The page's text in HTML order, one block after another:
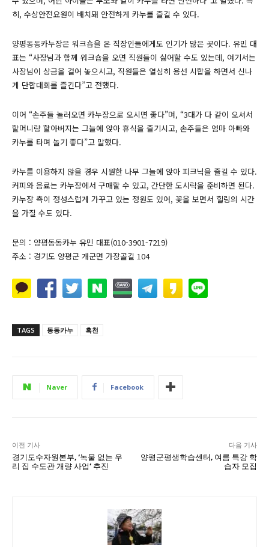
히, 수상안전요원이 배치돼 안전하게 카누를 즐길 수 있다.
양평동동카누장은 워크숍을 온 직장인들에게도 인기가 많은 곳이다. 유민 대
표는 “사장님과 함께 워크숍을 오면 직원들이 싫어할 수도 있는데, 여기서는
사장님이 상금을 걸어 놓으시고, 직원들은 열심히 용선 시합을 하면서 신나
게 단합대회를 즐긴다”고 전했다.
이어 “손주들 놀러오면 카누장으로 오시면 좋다”며, “3대가 다 같이 오셔서
할머니랑 할아버지는 그늘에 앉아 휴식을 즐기시고, 손주들은 엄마 아빠와
카누를 타며 놀기 좋다”고 말했다.
카누를 이용하지 않을 경우 시원한 나무 그늘에 앉아 피크닉을 즐길 수 있다.
커피와 음료는 카누장에서 구매할 수 있고, 간단한 도시락을 준비하면 된다.
카누장 측이 정성스럽게 가꾸고 있는 정원도 있어, 꽃을 보면서 힐링의 시간
을 가질 수도 있다.
문의 : 양평동동카누 유민 대표(010-3901-7219)
주소 : 경기도 양평군 개군면 가장골길 104
TAGS 동동카누 흑천
Naver Facebook
이전 기사
경기도수자원본부, ‘녹물 없는 우
리 집 수도관 개량 사업’ 추진
다음 기사
양평군평생학습센터, 여름 특강 학
습자 모집